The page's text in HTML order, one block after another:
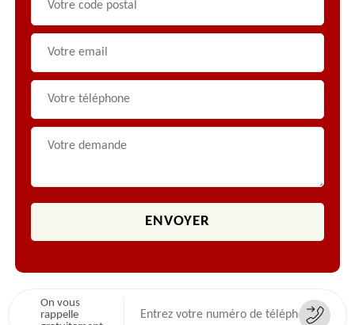
On vous
rappelle